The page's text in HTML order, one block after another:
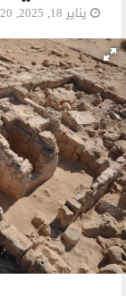
يناير 18, 2025, 9:20 م